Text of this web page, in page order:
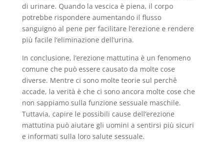
di urinare. Quando la vescica è piena, il corpo
potrebbe rispondere aumentando il flusso
sanguigno al pene per facilitare l’erezione e rendere
più facile l’eliminazione dell’urina.
In conclusione, l’erezione mattutina è un fenomeno
comune che può essere causato da molte cose
diverse. Mentre ci sono molte teorie sul perchê
accade, la verità è che ci sono ancora molte cose che
non sappiamo sulla funzione sessuale maschile.
Tuttavia, capire le possibili cause dell’erezione
mattutina può aiutare gli uomini a sentirsi più sicuri
e informati sulla loro salute sessuale.